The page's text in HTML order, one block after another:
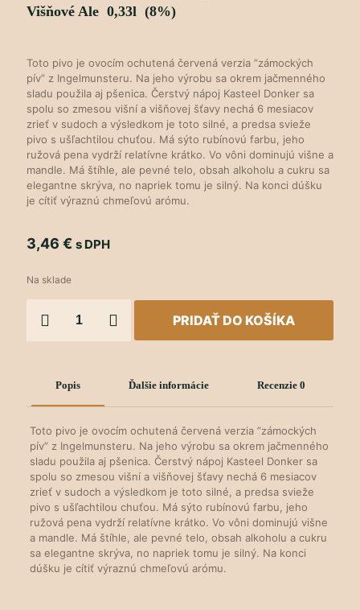
Višňové Ale 0,33l (8%)
Toto pivo je ovocím ochutená červená verzia ”zámockých
pív” z Ingelmunsteru. Na jeho výrobu sa okrem jačmenného
sladu použila aj pšenica. Čerstvý nápoj Kasteel Donker sa
spolu so zmesou višní a višňovej šťavy nechá 6 mesiacov
zrieť v sudoch a výsledkom je toto silné, a predsa svieže
pivo s ušľachtilou chuťou. Má sýto rubínovú farbu, jeho
ružová pena vydrží relatívne krátko. Vo vôni dominujú višne a
mandle. Má štíhle, ale pevné telo, obsah alkoholu a cukru sa
elegantne skrýva, no napriek tomu je silný. Na konci dúšku
je cítiť výraznú chmeľovú arómu.
3,46 € s DPH
Na sklade
PRIDAŤ DO KOŠÍKA
Popis Ďalšie informácie Recenzie 0
Toto pivo je ovocím ochutená červená verzia ”zámockých
pív” z Ingelmunsteru. Na jeho výrobu sa okrem jačmenného
sladu použila aj pšenica. Čerstvý nápoj Kasteel Donker sa
spolu so zmesou višní a višňovej šťavy nechá 6 mesiacov
zrieť v sudoch a výsledkom je toto silné, a predsa svieže
pivo s ušľachtilou chuťou. Má sýto rubínovú farbu, jeho
ružová pena vydrží relatívne krátko. Vo vôni dominujú višne
a mandle. Má štíhle, ale pevné telo, obsah alkoholu a cukru
sa elegantne skrýva, no napriek tomu je silný. Na konci
dúšku je cítiť výraznú chmeľovú arómu.